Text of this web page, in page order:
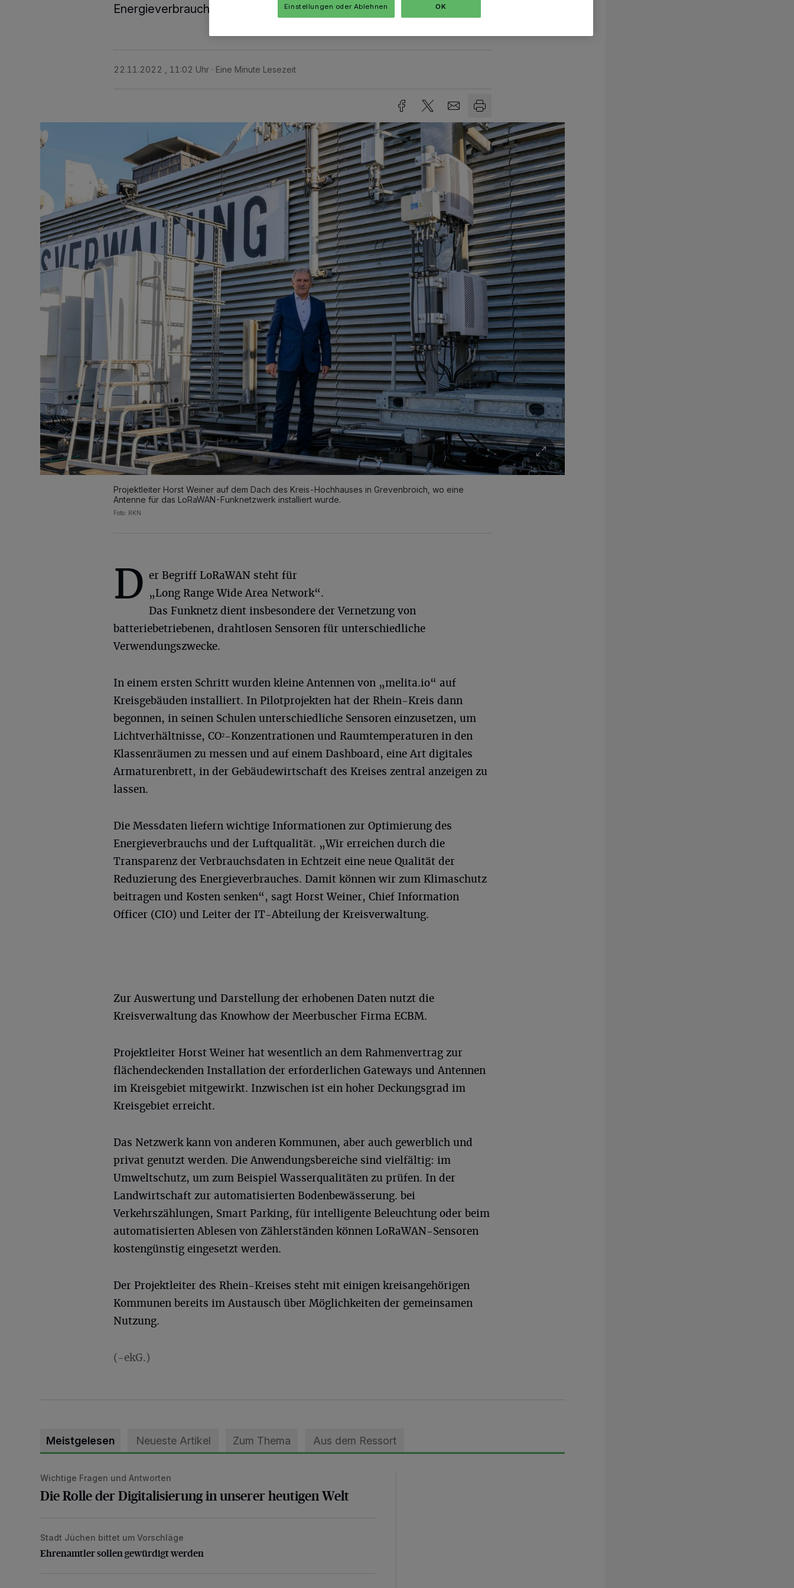
Energieverbrauch aus.
22.11.2022 , 11:02 Uhr Eine Minute Lesezeit
Projektleiter Horst Weiner auf dem Dach des Kreis-Hochhauses in Grevenbroich, wo eine
Antenne für das LoRaWAN-Funknetzwerk installiert wurde.
Foto: RKN.
D er Begriff LoRaWAN steht für
„Long Range Wide Area Network“.
Das Funknetz dient insbesondere der Vernetzung von
batteriebetriebenen, drahtlosen Sensoren für unterschiedliche
Verwendungszwecke.
In einem ersten Schritt wurden kleine Antennen von „melita.io“ auf
Kreisgebäuden installiert. In Pilotprojekten hat der Rhein-Kreis dann
begonnen, in seinen Schulen unterschiedliche Sensoren einzusetzen, um
Lichtverhältnisse, CO²-Konzentrationen und Raumtemperaturen in den
Klassenräumen zu messen und auf einem Dashboard, eine Art digitales
Armaturenbrett, in der Gebäudewirtschaft des Kreises zentral anzeigen zu
lassen.
Die Messdaten liefern wichtige Informationen zur Optimierung des
Energieverbrauchs und der Luftqualität. „Wir erreichen durch die
Transparenz der Verbrauchsdaten in Echtzeit eine neue Qualität der
Reduzierung des Energieverbrauches. Damit können wir zum Klimaschutz
beitragen und Kosten senken“, sagt Horst Weiner, Chief Information
Officer (CIO) und Leiter der IT-Abteilung der Kreisverwaltung.
Zur Auswertung und Darstellung der erhobenen Daten nutzt die
Kreisverwaltung das Knowhow der Meerbuscher Firma ECBM.
Projektleiter Horst Weiner hat wesentlich an dem Rahmenvertrag zur
flächendeckenden Installation der erforderlichen Gateways und Antennen
im Kreisgebiet mitgewirkt. Inzwischen ist ein hoher Deckungsgrad im
Kreisgebiet erreicht.
Das Netzwerk kann von anderen Kommunen, aber auch gewerblich und
privat genutzt werden. Die Anwendungsbereiche sind vielfältig: im
Umweltschutz, um zum Beispiel Wasserqualitäten zu prüfen. In der
Landwirtschaft zur automatisierten Bodenbewässerung. bei
Verkehrszählungen, Smart Parking, für intelligente Beleuchtung oder beim
automatisierten Ablesen von Zählerständen können LoRaWAN-Sensoren
kostengünstig eingesetzt werden.
Der Projektleiter des Rhein-Kreises steht mit einigen kreisangehörigen
Kommunen bereits im Austausch über Möglichkeiten der gemeinsamen
Nutzung.
(-ekG.)
Meistgelesen Neueste Artikel Zum Thema Aus dem Ressort
Die Rolle der Digitalisierung in unserer heutigen Welt
Wichtige Fragen und Antworten
Die Rolle der Digitalisierung in unserer heutigen Welt
Ehrenamtler sollen gewürdigt werden
Stadt Jüchen bittet um Vorschläge
Ehrenamtler sollen gewürdigt werden
Einstellungen oder Ablehnen OK